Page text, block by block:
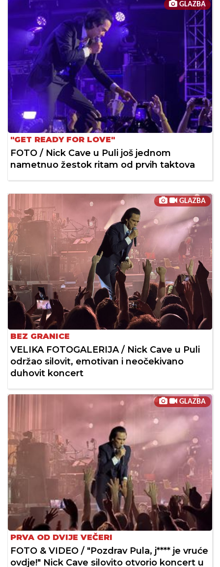
GLAZBA
"GET READY FOR LOVE"
FOTO / Nick Cave u Puli još jednom
nametnuo žestok ritam od prvih taktova
GLAZBA
BEZ GRANICE
VELIKA FOTOGALERIJA / Nick Cave u Puli
održao silovit, emotivan i neočekivano
duhovit koncert
GLAZBA
PRVA OD DVIJE VEČERI
FOTO & VIDEO / "Pozdrav Pula, j**** je vruće
ovdje!" Nick Cave silovito otvorio koncert u